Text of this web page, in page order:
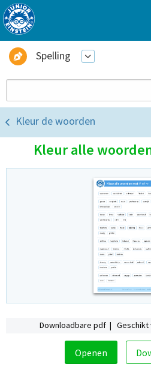
Spelling
Kleur de woorden
Kleur alle
Downloadbare pdf | Geschikt
Openen